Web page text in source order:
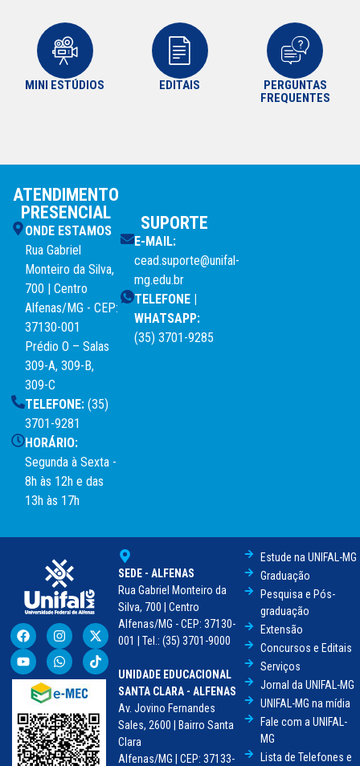
MINI ESTÚDIOS EDITAIS
PERGUNTAS
FREQUENTES
ATENDIMENTO
PRESENCIAL
ONDE ESTAMOS
Rua Gabriel
Monteiro da Silva,
700 | Centro
Alfenas/MG - CEP:
37130-001
Prédio O – Salas
309-A, 309-B,
309-C
TELEFONE:(35)
3701-9281
HORÁRIO:
Segunda à Sexta -
8h às 12h e das
13h às 17h
SUPORTE
E-MAIL:
cead.suporte@unifal-
mg.edu.br
TELEFONE |
WHATSAPP:
(35) 3701-9285
SEDE - ALFENAS
Rua Gabriel Monteiro da
Silva, 700 | Centro
Alfenas/MG - CEP: 37130-
001 | Tel.: (35) 3701-9000
UNIDADE EDUCACIONAL
SANTA CLARA - ALFENAS
Av. Jovino Fernandes
Sales, 2600 | Bairro Santa
Clara
Alfenas/MG | CEP: 37133-
Estude na UNIFAL-MG
Graduação
Pesquisa e Pós-
graduação
Extensão
Concursos e Editais
Serviços
Jornal da UNIFAL-MG
UNIFAL-MG na mídia
Fale com a UNIFAL-
MG
Lista de Telefones e